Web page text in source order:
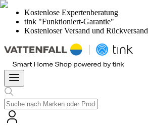
Kostenlose Expertenberatung
tink "Funktioniert-Garantie"
Kostenloser Versand und Rückversand